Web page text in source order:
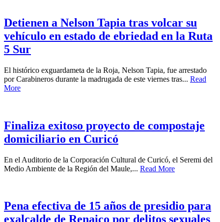
Detienen a Nelson Tapia tras volcar su
vehículo en estado de ebriedad en la Ruta
5 Sur
El histórico exguardameta de la Roja, Nelson Tapia, fue arrestado
por Carabineros durante la madrugada de este viernes tras... Read
More
Finaliza exitoso proyecto de compostaje
domiciliario en Curicó
En el Auditorio de la Corporación Cultural de Curicó, el Seremi del
Medio Ambiente de la Región del Maule,... Read More
Pena efectiva de 15 años de presidio para
exalcalde de Renaico por delitos sexuales